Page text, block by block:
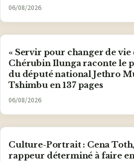
06/08/2026
« Servir pour changer de vie
Chérubin Ilunga raconte le
du député national Jethro
Tshimbu en 137 pages
06/08/2026
Culture-Portrait : Cena
rappeur déterminé à faire